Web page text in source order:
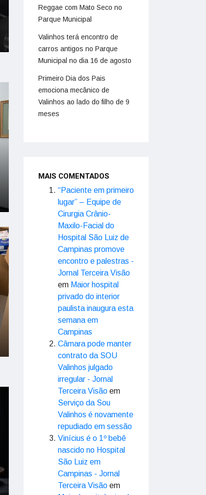
Reggae com Mato Seco no
Parque Municipal
Valinhos terá encontro de
carros antigos no Parque
Municipal no dia 16 de agosto
Primeiro Dia dos Pais
emociona mecânico de
Valinhos ao lado do filho de 9
meses
MAIS COMENTADOS
“Paciente em primeiro
lugar” – Equipe de
Cirurgia Crânio-
Maxilo-Facial do
Hospital São Luiz de
Campinas promove
encontro e palestras -
Jornal Terceira Visão
em Maior hospital
privado do interior
paulista inaugura esta
semana em
Campinas
Câmara pode manter
contrato da SOU
Valinhos julgado
irregular - Jornal
Terceira Visão em
Serviço da Sou
Valinhos é novamente
repudiado em sessão
Vinícius é o 1º bebê
nascido no Hospital
São Luiz em
Campinas - Jornal
Terceira Visão em